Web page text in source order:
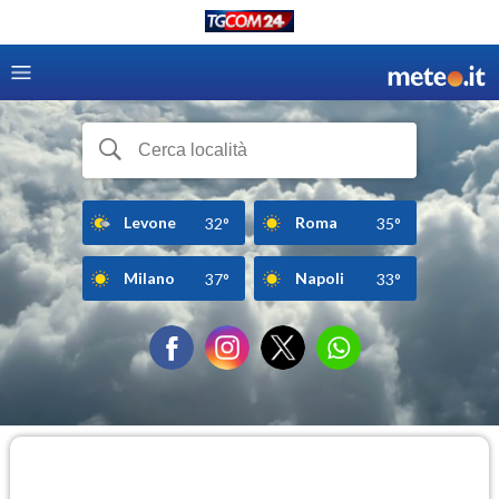
Levone 32° Roma 35°
Milano 37° Napoli 33°